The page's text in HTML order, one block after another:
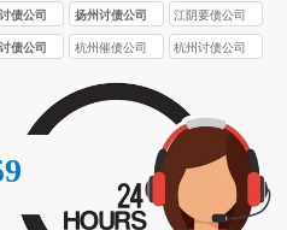
债公司 扬州讨债公司 江阴要债公司
债公司 杭州催债公司 杭州讨债公司